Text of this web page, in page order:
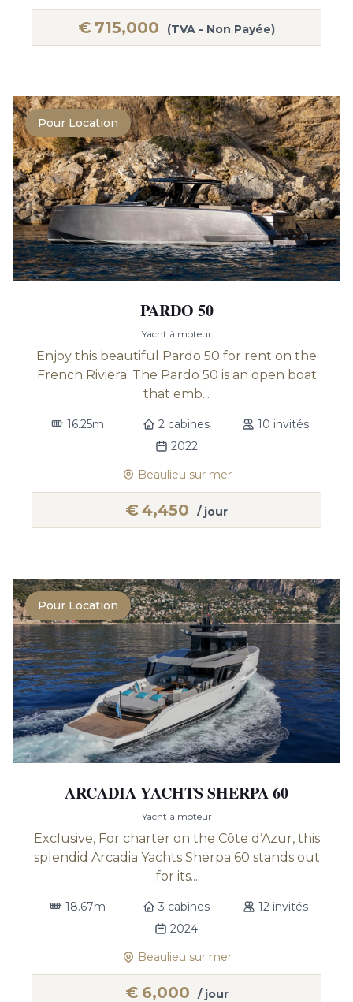
€ 715,000 (TVA - Non Payée)
Pour Location
PARDO 50
Yacht à moteur
Enjoy this beautiful Pardo 50 for rent on the
French Riviera. The Pardo 50 is an open boat
that emb...
16.25m 2 cabines
10 invités
2022
Beaulieu sur mer
€4,450 / jour
Pour Location
ARCADIA YACHTS SHERPA 60
Yacht à moteur
Exclusive, For charter on the Côte d’Azur, this
splendid Arcadia Yachts Sherpa 60 stands out
for its...
18.67m 3 cabines
12 invités
2024
Beaulieu sur mer
€ 6,000 / jour